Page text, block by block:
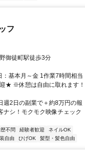
フ
御徒町駅徒歩3分
基本月～金 1作業7時間相当
★ ※休憩は自由に取れます！
2日の副業で＋約8万円の報
ナシ！モクモク映像チェック
不問 経験者歓迎
ネイルOK
自由 ひげOK 髪型・髪色自由